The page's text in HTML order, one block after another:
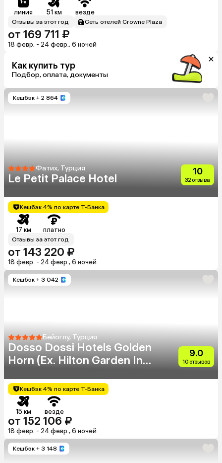
линия 51 км везде
Отзывы за этот год Сеть отелей Crowne Plaza
от 169 711 ₽
18 февр. - 24 февр., 6 ночей
Как купить тур
Подбор, оплата, документы
Кешбэк + 2 864
Фатих, Турция
Le Petit Palace Hotel
10
32 отзыва
Кешбэк 4% по карте Т-Банка
17 км платно
Отзывы за этот год
от 143 220 ₽
18 февр. - 24 февр., 6 ночей
Кешбэк + 3 042
Бейоглу, Турция
Dosso Dossi Hotels Golden
Horn (Eх. Hilton Garden Inn
9.0
10 отзывов
Кешбэк 4% по карте Т-Банка
15 км везде
от 152 106 ₽
18 февр. - 24 февр., 6 ночей
Кешбэк + 3 148